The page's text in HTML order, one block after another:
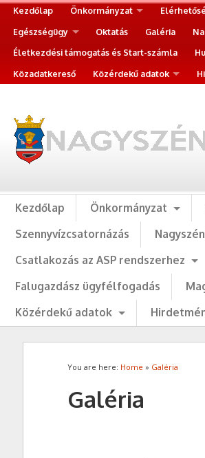
Kezdőlap Önkormányzat
Egészségügy
Oktatás Galéria
Életkezdési támogatás és Start-számla
Közadatkereső
Közérdekű adatok
Kezdőlap Önkormányzat
Szennyvízcsatornázás
Csatlakozás az ASP rendszerhez
Falugazdász ügyfélfogadás
Közérdekű adatok
You are here: Home » Galéria
Galéria